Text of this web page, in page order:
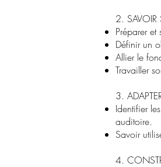
2. SAVOIR
Préparer
Définir un
Allier le
Travailler
3.
Identifier
auditoire.
Savoir
4.